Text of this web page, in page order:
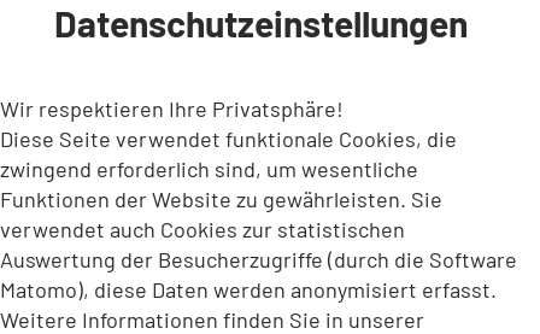
INHALT ANSPRINGEN
Datenschutzeinstellungen
Wir respektieren Ihre Privatsphäre!
Diese Seite verwendet funktionale Cookies, die
zwingend erforderlich sind, um wesentliche
Funktionen der Website zu gewährleisten. Sie
verwendet auch Cookies zur statistischen
Auswertung der Besucherzugriffe (durch die Software
Matomo), diese Daten werden anonymisiert erfasst.
Weitere Informationen finden Sie in unserer